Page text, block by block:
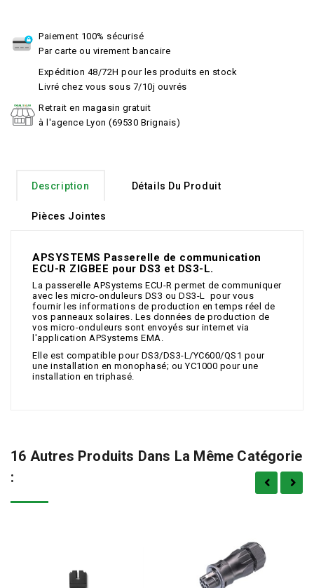
Paiement 100% sécurisé
Par carte ou virement bancaire
Expédition 48/72H pour les produits en stock
Livré chez vous sous 7/10j ouvrés
Retrait en magasin gratuit
à l'agence Lyon (69530 Brignais)
Description Détails Du Produit
Pièces Jointes
APSYSTEMS Passerelle de communication
ECU-R ZIGBEE pour DS3 et DS3-L.
La passerelle APSystems ECU-R permet de communiquer
avec les micro-onduleurs DS3 ou DS3-L pour vous
fournir les informations de production en temps réel de
vos panneaux solaires. Les données de production de
vos micro-onduleurs sont envoyés sur internet via
l'application APSystems EMA.
Elle est compatible pour DS3/DS3-L/YC600/QS1 pour
une installation en monophasé; ou YC1000 pour une
installation en triphasé.
16 Autres Produits Dans La Même Catégorie
: